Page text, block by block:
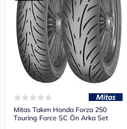
Mitas Takım Honda Forza 250
Touring Force SC Ön Arka Set